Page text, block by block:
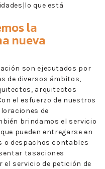
que está
la
nueva
son ejecutados por
de diversos ámbitos,
arquitectos
el esfuerzo de nuestros
de
brindamos el servicio
pueden entregarse en
o despachos contables
tasaciones
servicio de petición de